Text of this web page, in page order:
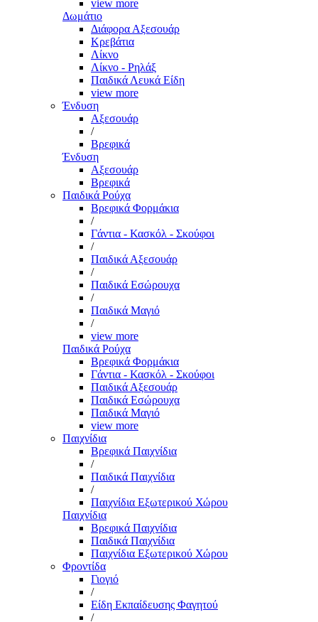
view more
Δωμάτιο
Διάφορα Αξεσουάρ
Κρεβάτια
Λίκνο
Λίκνο - Ρηλάξ
Παιδικά Λευκά Είδη
view more
Ένδυση
Αξεσουάρ
/
Βρεφικά
Ένδυση
Αξεσουάρ
Βρεφικά
Παιδικά Ρούχα
Βρεφικά Φορμάκια
/
Γάντια - Κασκόλ - Σκούφοι
/
Παιδικά Αξεσουάρ
/
Παιδικά Εσώρουχα
/
Παιδικά Μαγιό
/
view more
Παιδικά Ρούχα
Βρεφικά Φορμάκια
Γάντια - Κασκόλ - Σκούφοι
Παιδικά Αξεσουάρ
Παιδικά Εσώρουχα
Παιδικά Μαγιό
view more
Παιχνίδια
Βρεφικά Παιχνίδια
/
Παιδικά Παιχνίδια
/
Παιχνίδια Εξωτερικού Χώρου
Παιχνίδια
Βρεφικά Παιχνίδια
Παιδικά Παιχνίδια
Παιχνίδια Εξωτερικού Χώρου
Φροντίδα
Γιογιό
/
Είδη Εκπαίδευσης Φαγητού
/